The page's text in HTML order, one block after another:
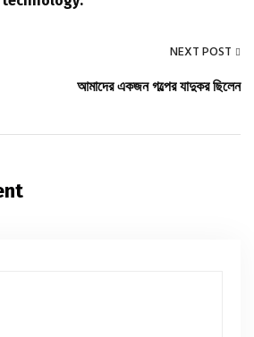
NEXT POST
আমাদের একজন গল্পের যাদুকর ছিলেন